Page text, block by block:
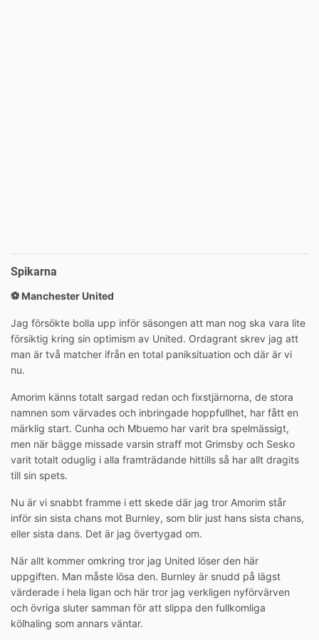
Spikarna
⚽️ Manchester United
Jag försökte bolla upp inför säsongen att man nog ska vara lite
försiktig kring sin optimism av United. Ordagrant skrev jag att
man är två matcher ifrån en total paniksituation och där är vi
nu.
Amorim känns totalt sargad redan och fixstjärnorna, de stora
namnen som värvades och inbringade hoppfullhet, har fått en
märklig start. Cunha och Mbuemo har varit bra spelmässigt,
men när bägge missade varsin straff mot Grimsby och Sesko
varit totalt oduglig i alla framträdande hittills så har allt dragits
till sin spets.
Nu är vi snabbt framme i ett skede där jag tror Amorim står
inför sin sista chans mot Burnley, som blir just hans sista chans,
eller sista dans. Det är jag övertygad om.
När allt kommer omkring tror jag United löser den här
uppgiften. Man måste lösa den. Burnley är snudd på lägst
värderade i hela ligan och här tror jag verkligen nyförvärven
och övriga sluter samman för att slippa den fullkomliga
kölhaling som annars väntar.